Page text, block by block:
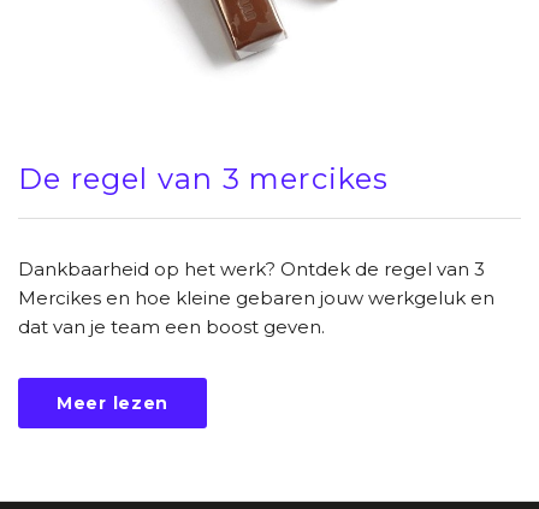
De regel van 3 mercikes
Dankbaarheid op het werk? Ontdek de regel van 3
Mercikes en hoe kleine gebaren jouw werkgeluk en
dat van je team een boost geven.
Meer lezen